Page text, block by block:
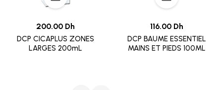
200.00 Dh
DCP CICAPLUS ZONES
LARGES 200mL
116.00 Dh
DCP BAUME ESSENTIEL
MAINS ET PIEDS 100ML